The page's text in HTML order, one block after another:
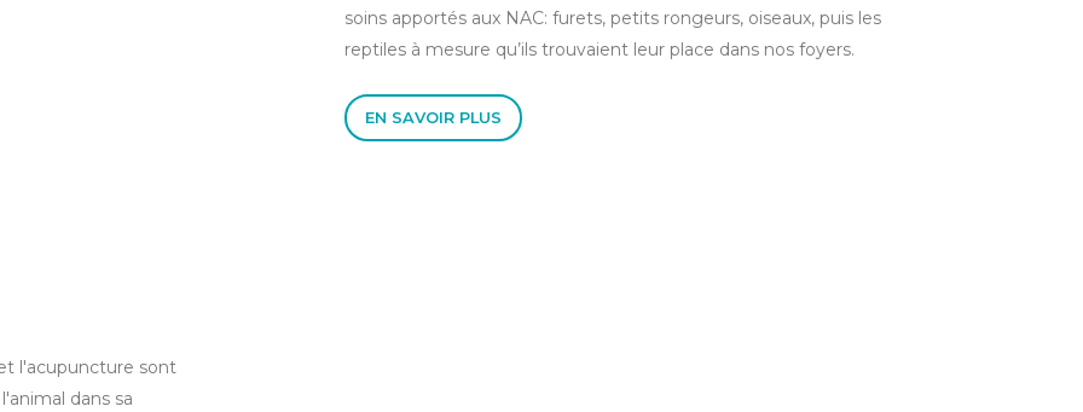
soins apportés aux NAC: furets, petits rongeurs, oiseaux, puis les
reptiles à mesure qu’ils trouvaient leur place dans nos foyers.
EN SAVOIR PLUS
l'acupuncture sont
dans sa